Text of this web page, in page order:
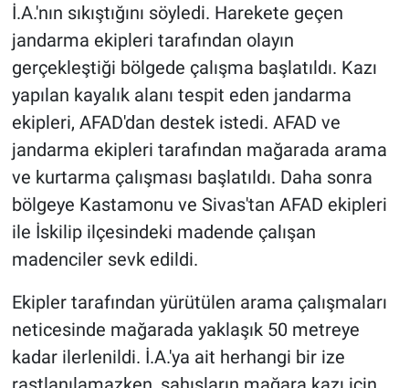
İ.A.'nın sıkıştığını söyledi. Harekete geçen
jandarma ekipleri tarafından olayın
gerçekleştiği bölgede çalışma başlatıldı. Kazı
yapılan kayalık alanı tespit eden jandarma
ekipleri, AFAD'dan destek istedi. AFAD ve
jandarma ekipleri tarafından mağarada arama
ve kurtarma çalışması başlatıldı. Daha sonra
bölgeye Kastamonu ve Sivas'tan AFAD ekipleri
ile İskilip ilçesindeki madende çalışan
madenciler sevk edildi.
Ekipler tarafından yürütülen arama çalışmaları
neticesinde mağarada yaklaşık 50 metreye
kadar ilerlenildi. İ.A.'ya ait herhangi bir ize